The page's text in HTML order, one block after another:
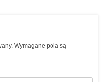
Wymagane pola są